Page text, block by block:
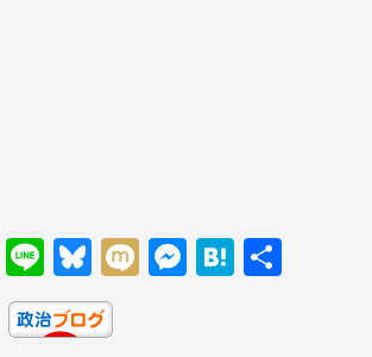
T
hr
e
Li
n
e
Bl
u
e
M
M
H